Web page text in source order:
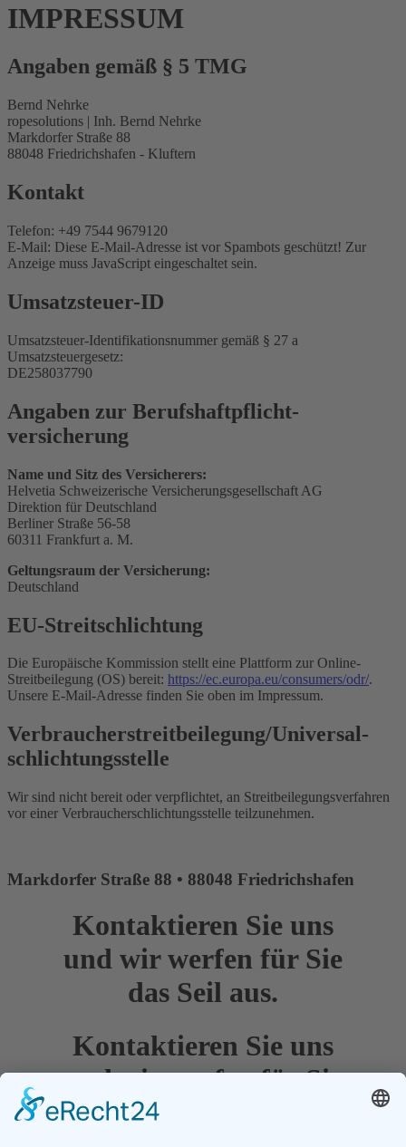
IMPRESSUM
Angaben gemäß § 5 TMG
Bernd Nehrke
ropesolutions | Inh. Bernd Nehrke
Markdorfer Straße 88
88048 Friedrichshafen - Kluftern
Kontakt
Telefon: +49 7544 9679120
E-Mail: Diese E-Mail-Adresse ist vor Spambots geschützt! Zur
Anzeige muss JavaScript eingeschaltet sein.
Umsatzsteuer-ID
Umsatzsteuer-Identifikationsnummer gemäß § 27 a
Umsatzsteuergesetz:
DE258037790
Angaben zur Berufs­haftpflicht­
versicherung
Name und Sitz des Versicherers:
Helvetia Schweizerische Versicherungsgesellschaft AG
Direktion für Deutschland
Berliner Straße 56-58
60311 Frankfurt a. M.
Geltungsraum der Versicherung:
Deutschland
EU-Streitschlichtung
Die Europäische Kommission stellt eine Plattform zur Online-
Streitbeilegung (OS) bereit: https://ec.europa.eu/consumers/odr/.
Unsere E-Mail-Adresse finden Sie oben im Impressum.
Verbraucher­streit­beilegung/Universal­
schlichtungs­stelle
Wir sind nicht bereit oder verpflichtet, an Streitbeilegungsverfahren
vor einer Verbraucherschlichtungsstelle teilzunehmen.
Markdorfer Straße 88 • 88048 Friedrichshafen
Kontaktieren Sie uns
und wir werfen für Sie
das Seil aus.
Kontaktieren Sie uns
und wir werfen für Sie
das Seil aus.